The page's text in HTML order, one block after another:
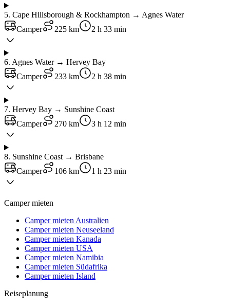
5. Cape Hillsborough & Rockhampton → Agnes Water
Camper
225 km 2 h 33 min
6. Agnes Water → Hervey Bay
Camper
233 km 2 h 38 min
7. Hervey Bay → Sunshine Coast
Camper
270 km 3 h 12 min
8. Sunshine Coast → Brisbane
Camper
106 km 1 h 23 min
Camper mieten
Camper mieten Australien
Camper mieten Neuseeland
Camper mieten Kanada
Camper mieten USA
Camper mieten Namibia
Camper mieten Südafrika
Camper mieten Island
Reiseplanung